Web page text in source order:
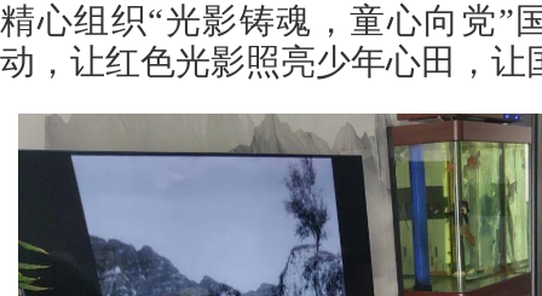
精心组织“光影铸魂，童心向党”
动，让红色光影照亮少年心田，让